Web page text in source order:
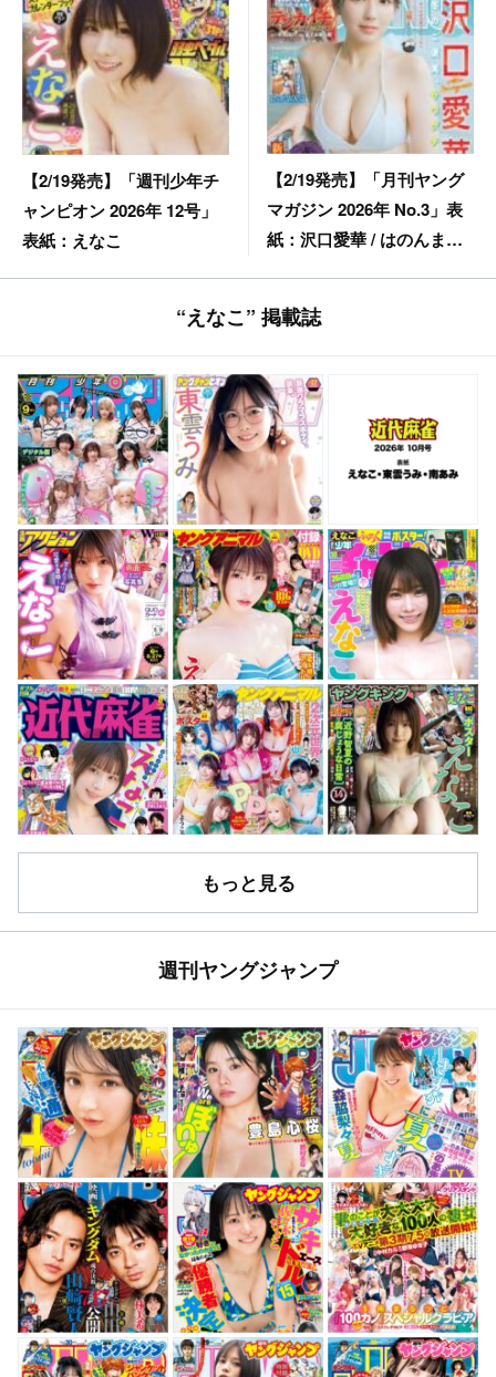
【2/19発売】「週刊少年チ
ャンピオン 2026年 12号」
表紙：えなこ
【2/19発売】「月刊ヤング
マガジン 2026年 No.3」表
紙：沢口愛華 / はのんまゆ
“えなこ” 掲載誌
もっと見る
週刊ヤングジャンプ